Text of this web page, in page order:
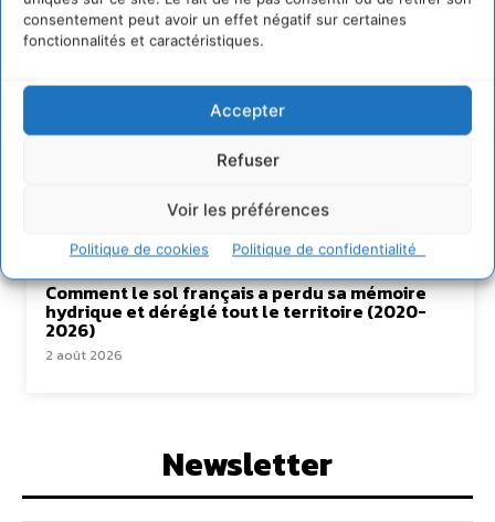
consentement peut avoir un effet négatif sur certaines
fonctionnalités et caractéristiques.
Accepter
Refuser
Voir les préférences
Politique de cookies Politique de confidentialité
Lire aussi
socio-écosystèmes résilients
S’inspirer de l’arbre pour un modèle
économique régénératif du vivant …
IPBES : le « GIEC de la biodiversité » appelle les
4 août 2026
Comment le sol français a perdu sa mémoire
hydrique et déréglé tout le territoire (2020-
2026)
2 août 2026
Newsletter